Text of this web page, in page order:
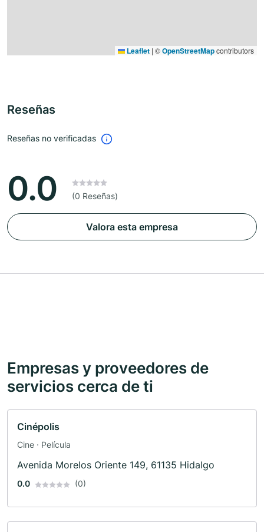
Leaflet | ©OpenStreetMapcontributors
Reseñas
Reseñas no verificadas
0.0 (0 Reseñas)
Valora esta empresa
Empresas y proveedores de
servicios cerca de ti
Cinépolis
Cine · Película
Avenida Morelos Oriente 149, 61135 Hidalgo
0.0 (0)